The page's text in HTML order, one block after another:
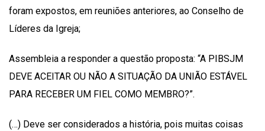
foram expostos, em reuniões anteriores, ao Conselho de
Líderes da Igreja;
Assembleia a responder a questão proposta: “A PIBSJM
DEVE ACEITAR OU NÃO A SITUAÇÃO DA UNIÃO ESTÁVEL
PARA RECEBER UM FIEL COMO MEMBRO?”.
(…) Deve ser considerados a história, pois muitas coisas